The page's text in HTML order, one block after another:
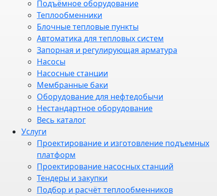
Подъёмное оборудование
Теплообменники
Блочные тепловые пункты
Автоматика для тепловых систем
Запорная и регулирующая арматура
Насосы
Насосные станции
Мембранные баки
Оборудование для нефтедобычи
Нестандартное оборудование
Весь каталог
Услуги
Проектирование и изготовление подъемных
платформ
Проектирование насосных станций
Тендеры и закупки
Подбор и расчёт теплообменников